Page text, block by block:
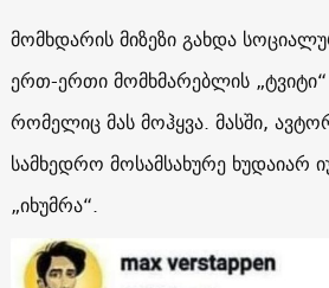
მომხდარის მიზეზი გახდა
ერთ-ერთი მომხმარებლის
რომელიც მას მოჰყვა. მასში,
სამხედრო მოსამსახურე ხუდაიარ
„იხუმრა“.